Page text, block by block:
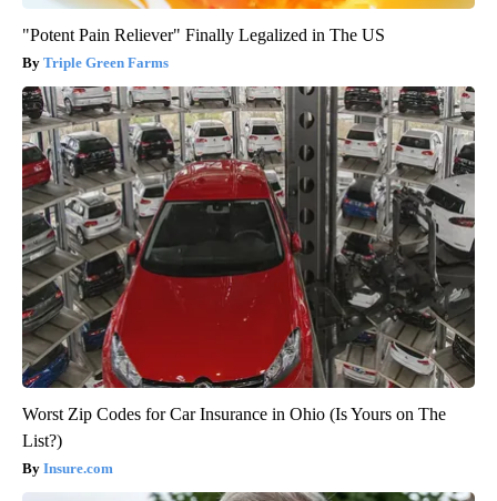
"Potent Pain Reliever" Finally Legalized in The US
Triple Green Farms
Worst Zip Codes for Car Insurance in Ohio (Is Yours on The
List?)
Insure.com